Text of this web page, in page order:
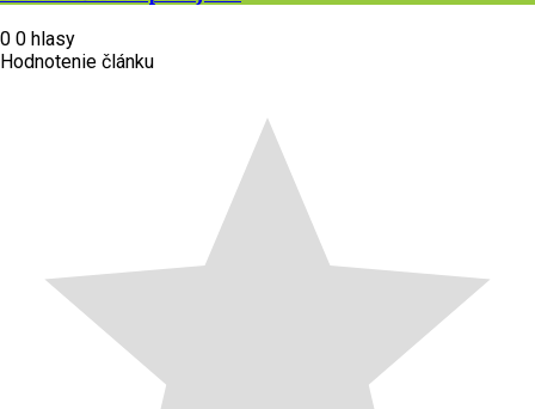
0 0 hlasy
Hodnotenie článku